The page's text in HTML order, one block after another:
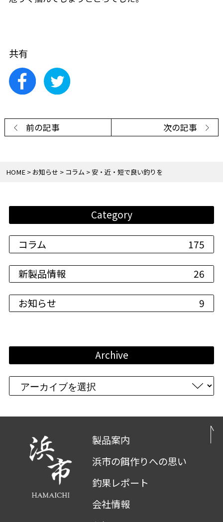
Category
コラム 175
新製品情報 26
お知らせ 9
Archive
HOME お知らせ コラム 安・近・短で良い釣りを
共有
前の記事 次の記事
製品案内
浜市の餌作りへの思い
釣果レポート
会社情報